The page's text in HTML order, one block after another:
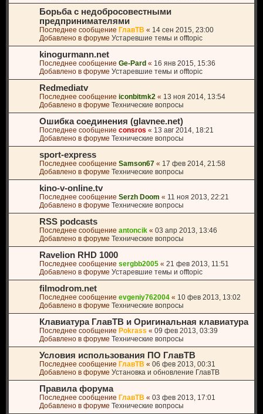
Борьба с недобросовестными
предпринимателями
Последнее сообщение ГлавТВ « 14 сен 2015, 23:00
Добавлено в форуме Устаревшие темы и offtopic
kinogurmann.net
Последнее сообщение Ge-Pard « 16 янв 2015, 15:36
Добавлено в форуме Устаревшие темы и offtopic
Redmediatv
Последнее сообщение iconbitmk2 « 13 ноя 2014, 13:54
Добавлено в форуме Технические вопросы
Ошибка соединения (glavnee.net)
Последнее сообщение consros « 13 авг 2014, 18:21
Добавлено в форуме Технические вопросы
sport-express
Последнее сообщение Samson67 « 17 фев 2014, 21:58
Добавлено в форуме Технические вопросы
kino-v-online.tv
Последнее сообщение Serzh Doom « 11 ноя 2013, 22:21
Добавлено в форуме Технические вопросы
RSS podcasts
Последнее сообщение antoncik « 03 апр 2013, 13:46
Добавлено в форуме Технические вопросы
Ravelion RHD 1000
Последнее сообщение sergbb2005 « 21 фев 2013, 11:51
Добавлено в форуме Устаревшие темы и offtopic
filmodrom.net
Последнее сообщение evgeniy762004 « 10 фев 2013, 13:02
Добавлено в форуме Технические вопросы
Клавиатура ГлавТВ и Оригинальная клавиатура
Последнее сообщение Pokrass « 09 фев 2013, 03:39
Добавлено в форуме Технические вопросы
Условия использования ПО ГлавТВ
Последнее сообщение ГлавТВ « 06 фев 2013, 00:31
Добавлено в форуме Установка и обновление ГлавТВ
Правила форума
Последнее сообщение ГлавТВ « 03 фев 2013, 17:01
Добавлено в форуме Технические вопросы